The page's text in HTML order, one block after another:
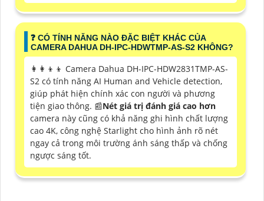
️❓ CÓ TÍNH NĂNG NÀO ĐẶC BIỆT KHÁC CỦA
CAMERA DAHUA DH-IPC-HDWTMP-AS-S2 KHÔNG?
👩‍👩‍👦‍👦 Camera Dahua DH-IPC-HDW2831TMP-AS-
S2 có tính năng AI Human and Vehicle detection,
giúp phát hiện chính xác con người và phương
tiện giao thông. 📰Nét giá trị đánh giá cao hơn
camera này cũng có khả năng ghi hình chất lượng
cao 4K, công nghệ Starlight cho hình ảnh rõ nét
ngay cả trong môi trường ánh sáng thấp và chống
ngược sáng tốt.